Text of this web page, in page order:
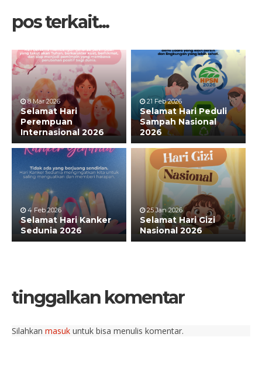
pos terkait...
8 Mar 2026
Selamat Hari
Perempuan
Internasional 2026
21 Feb 2026
Selamat Hari Peduli
Sampah Nasional
2026
4 Feb 2026
Selamat Hari Kanker
Sedunia 2026
25 Jan 2026
Selamat Hari Gizi
Nasional 2026
tinggalkan komentar
Silahkan masuk untuk bisa menulis komentar.